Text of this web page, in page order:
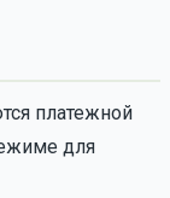
платежной
для